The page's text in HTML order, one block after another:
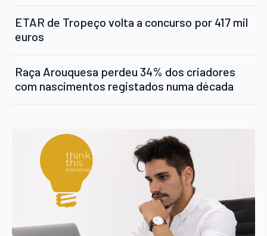
ETAR de Tropeço volta a concurso por 417 mil
euros
Raça Arouquesa perdeu 34% dos criadores
com nascimentos registados numa década